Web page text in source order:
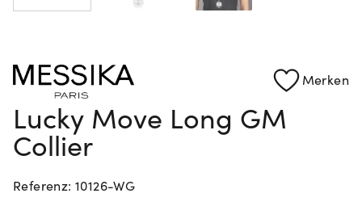
Merken
Lucky Move Long GM
Collier
Referenz: 10126-WG